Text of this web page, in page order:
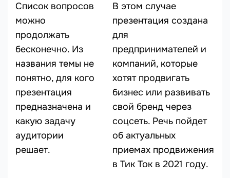
Список вопросов
можно
продолжать
бесконечно. Из
названия темы не
понятно, для кого
презентация
предназначена и
какую задачу
аудитории
решает.
В этом случае
презентация создана
для
предпринимателей и
компаний, которые
хотят продвигать
бизнес или развивать
свой бренд через
соцсеть. Речь пойдет
об актуальных
приемах продвижения
в Тик Ток в 2021 году.